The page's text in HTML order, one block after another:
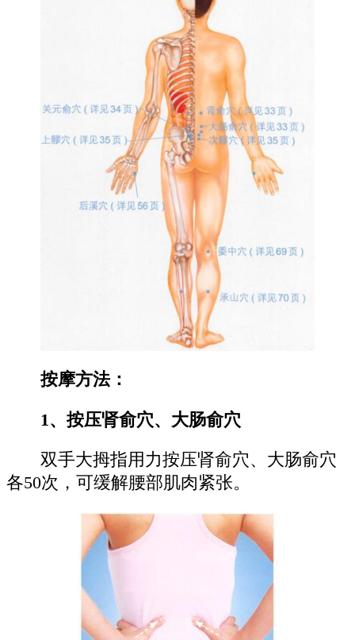
按摩方法：
1、按压肾俞穴、大肠俞穴
双手大拇指用力按压肾俞穴、大肠俞穴
各50次，可缓解腰部肌肉紧张。